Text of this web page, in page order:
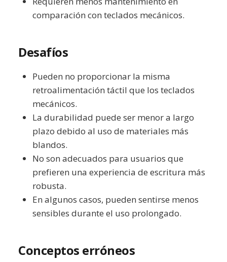
comparación con teclados mecánicos.
Desafíos
Pueden no proporcionar la misma
retroalimentación táctil que los teclados
mecánicos.
La durabilidad puede ser menor a largo
plazo debido al uso de materiales más
blandos.
No son adecuados para usuarios que
prefieren una experiencia de escritura más
robusta.
En algunos casos, pueden sentirse menos
sensibles durante el uso prolongado.
Conceptos erróneos